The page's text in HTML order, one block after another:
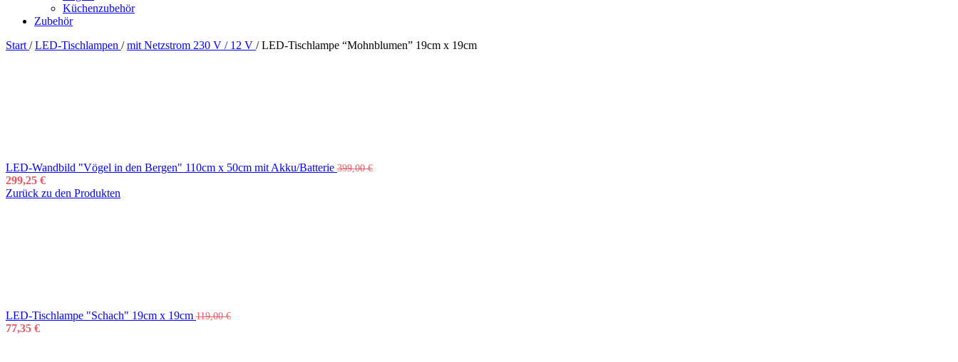
Küchenzubehör
Zubehör
Start / LED-Tischlampen / mit Netzstrom 230 V / 12 V / LED-Tischlampe “Mohnblumen” 19cm x 19cm
LED-Wandbild "Vögel in den Bergen" 110cm x 50cm mit Akku/Batterie 399,00€
299,25 €
Zurück zu den Produkten
LED-Tischlampe "Schach" 19cm x 19cm 119,00€
77,35 €